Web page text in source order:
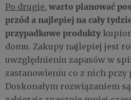
Po drugie, warto planować
przód a najlepiej na cały
przypadkowe produkty
domu. Zakupy najlepiej jest
uwzględnieniu zapasów w
zastanowieniu co z nich przy
Doskonałym rozwiązaniem